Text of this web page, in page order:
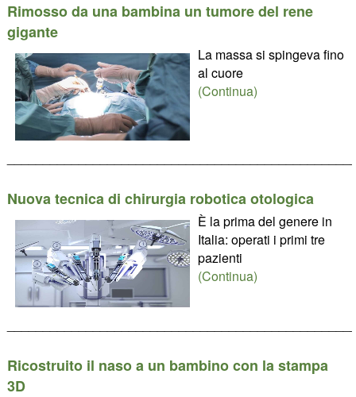
Rimosso da una bambina un tumore del rene
gigante
La massa si spingeva fino
al cuore
(Continua)
Nuova tecnica di chirurgia robotica otologica
È la prima del genere in
Italia: operati i primi tre
pazienti
(Continua)
Ricostruito il naso a un bambino con la stampa
3D